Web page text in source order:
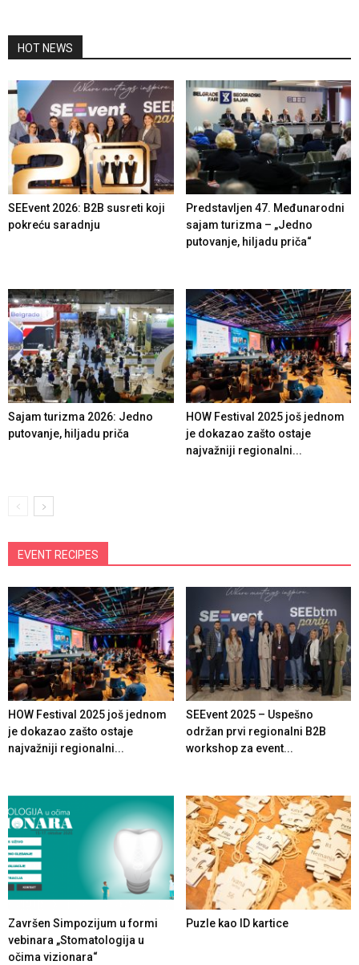
HOT NEWS
SEEvent 2026: B2B susreti koji
pokreću saradnju
Predstavljen 47. Međunarodni
sajam turizma – „Jedno
putovanje, hiljadu priča“
Sajam turizma 2026: Jedno
putovanje, hiljadu priča
HOW Festival 2025 još jednom
je dokazao zašto ostaje
najvažniji regionalni...
EVENT RECIPES
HOW Festival 2025 još jednom
je dokazao zašto ostaje
najvažniji regionalni...
SEEvent 2025 – Uspešno
održan prvi regionalni B2B
workshop za event...
Završen Simpozijum u formi
vebinara „Stomatologija u
očima vizionara“
Puzle kao ID kartice